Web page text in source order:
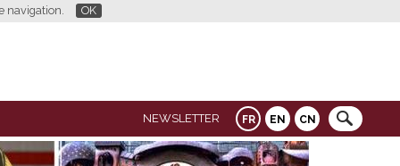
navigation. OK
FR EN CN
NEWSLETTER